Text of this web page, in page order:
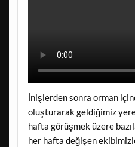
İnişlerden sonra orman
oluşturarak geldiğimiz
hafta görüşmek üzere
her hafta değişen